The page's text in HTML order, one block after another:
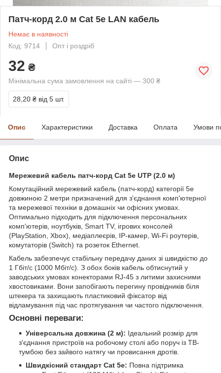
Патч-корд 2.0 м Cat 5e LAN кабель
Немає в наявності
Код: 9714
Опт і роздріб
32 ₴
Мінімальна сума замовлення на сайті — 300 ₴
28,20 ₴ від 5 шт.
Опис Характеристики Доставка Оплата Умови
Опис
Мережевий кабель патч-корд Cat 5e UTP (2.0 м)
Комутаційний мережевий кабель (патч-корд) категорії 5e
довжиною 2 метри призначений для з'єднання комп'ютерної
та мережевої техніки в домашніх чи офісних умовах.
Оптимально підходить для підключення персональних
комп'ютерів, ноутбуків, Smart TV, ігрових консолей
(PlayStation, Xbox), медіаплеєрів, IP-камер, Wi-Fi роутерів,
комутаторів (Switch) та розеток Ethernet.
Кабель забезпечує стабільну передачу даних зі швидкістю до
1 Гбіт/с (1000 Мбіт/с). З обох боків кабель обтиснутий у
заводських умовах конекторами RJ-45 з литими захисними
хвостовиками. Вони запобігають перегину провідників біля
штекера та захищають пластиковий фіксатор від
відламування під час протягування чи частого підключення.
Основні переваги:
Універсальна довжина (2 м): Ідеальний розмір для
з'єднання пристроїв на робочому столі або поруч із ТВ-
тумбою без зайвого натягу чи провисання дротів.
Швидкісний стандарт Cat 5e: Повна підтримка